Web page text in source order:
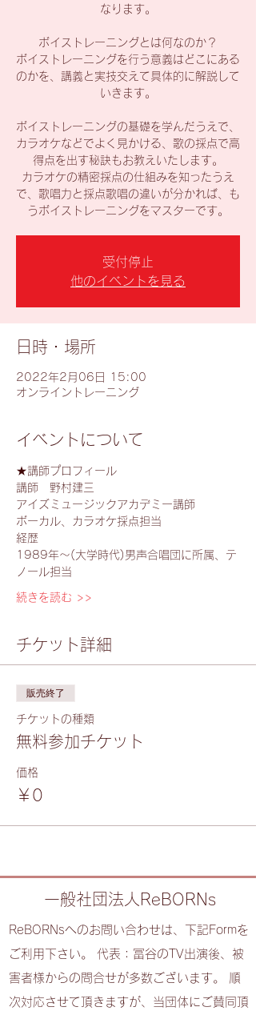
なります。
ボイストレーニングとは何なのか？
ボイストレーニングを行う意義はどこにある
のかを、講義と実技交えて具体的に解説して
いきます。
ボイストレーニングの基礎を学んだうえで、
カラオケなどでよく見かける、歌の採点で高
得点を出す秘訣もお教えいたします。
カラオケの精密採点の仕組みを知ったうえ
で、歌唱力と採点歌唱の違いが分かれば、も
うボイストレーニングをマスターです。
受付停止
他のイベントを見る
日時・場所
2022年2月06日 15:00
オンライントレーニング
イベントについて
★講師プロフィール
講師　野村建三
アイズミュージックアカデミー講師
ボーカル、カラオケ採点担当
経歴
1989年～(大学時代)男声合唱団に所属、テ
ノール担当
続きを読む >>
チケット詳細
販売終了
チケットの種類
無料参加チケット
価格
￥0
一般社団法人ReBORNs
ReBORNsへのお問い合わせは、下記Formを
ご利用下さい。 代表：冨谷のTV出演後、被
害者様からの問合せが多数ございます。 順
次対応させて頂きますが、当団体にご賛同頂